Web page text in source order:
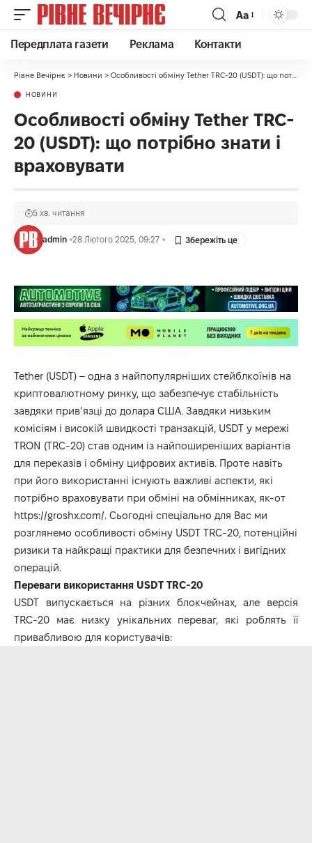
Аа
Передплата газети Реклама Контакти
Рівне Вечірнє > Новини > Особливості обміну Tether TRC-20 (USDT): що потрібно знати і враховувати
НОВИНИ
Особливості обміну Tether TRC-
20 (USDT): що потрібно знати і
враховувати
admin 28 Лютого 2025, 09:27
5 хв. читання
Tether (USDT) – одна з найпопулярніших стейблкоїнів на
криптовалютному ринку, що забезпечує стабільність
завдяки прив’язці до долара США. Завдяки низьким
комісіям і високій швидкості транзакцій, USDT у мережі
TRON (TRC-20) став одним із найпоширеніших варіантів
для переказів і обміну цифрових активів. Проте навіть
при його використанні існують важливі аспекти, які
потрібно враховувати при обміні на обмінниках, як-от
https://groshx.com/. Сьогодні спеціально для Вас ми
розглянемо особливості обміну USDT TRC-20, потенційні
ризики та найкращі практики для безпечних і вигідних
операцій.
Переваги використання USDT TRC-20
USDT випускається на різних блокчейнах, але версія
TRC-20 має низку унікальних переваг, які роблять її
привабливою для користувачів: